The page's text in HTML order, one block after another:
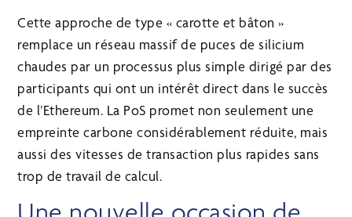
Cette approche de type « carotte et bâton »
remplace un réseau massif de puces de silicium
chaudes par un processus plus simple dirigé par des
participants qui ont un intérêt direct dans le succès
de l’Ethereum. La PoS promet non seulement une
empreinte carbone considérablement réduite, mais
aussi des vitesses de transaction plus rapides sans
trop de travail de calcul.